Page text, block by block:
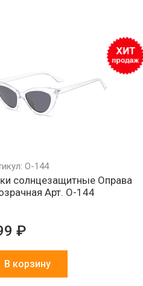
О-144
солнцезащитные Оправа
Арт. О-144
₽
В корзину